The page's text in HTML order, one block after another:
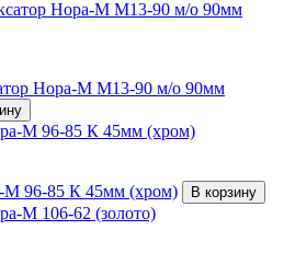
Нора-М М13-90 м/о 90мм
М 96-85 К 45мм (хром)
В корзину